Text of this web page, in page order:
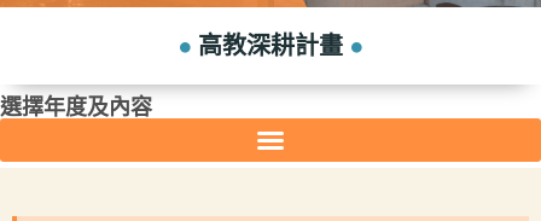
● 高教深耕計畫 ●
選擇年度及內容